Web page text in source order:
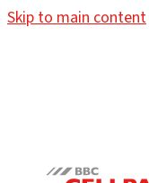
Skip to main content